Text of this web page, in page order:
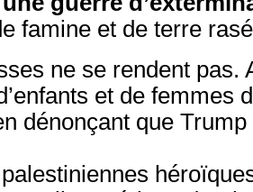
famine et de terre
ne se rendent pas.
et de femmes
dénonçant que